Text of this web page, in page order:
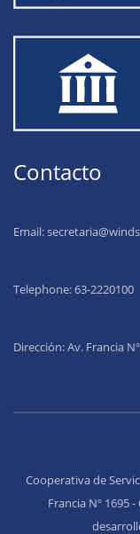
Contacto
Email:
Telephone: 63-2220100
Dirección: Av. Francia
Cooperativa de
Francia Nº 1695